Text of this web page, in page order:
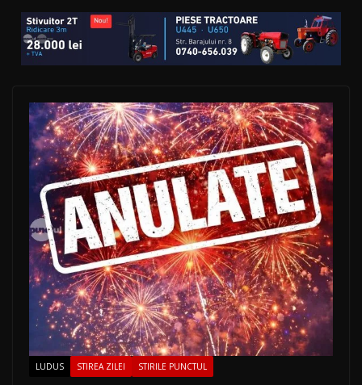
LUDUS STIREA ZILEI STIRILE PUNCTUL